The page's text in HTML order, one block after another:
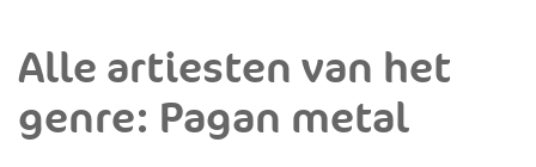
Alle artiesten van het
genre: Pagan metal